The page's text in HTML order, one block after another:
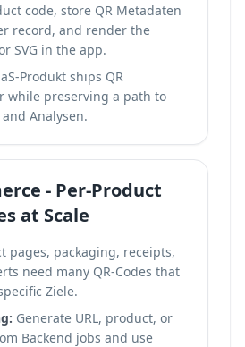
code, store QR Metadaten
record, and render the
SVG in the app.
Produkt ships QR
while preserving a path to
Analysen.
- Per-Product
at Scale
pages, packaging, receipts,
need many QR-Codes that
Ziele.
Generate URL, product, or
Backend jobs and use